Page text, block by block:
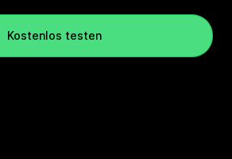
Kostenlos testen